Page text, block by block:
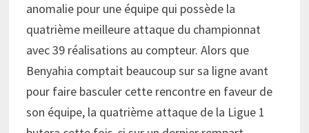
anomalie pour une équipe qui possède la
quatrième meilleure attaque du championnat
avec 39 réalisations au compteur. Alors que
Benyahia comptait beaucoup sur sa ligne avant
pour faire basculer cette rencontre en faveur de
son équipe, la quatrième attaque de la Ligue 1